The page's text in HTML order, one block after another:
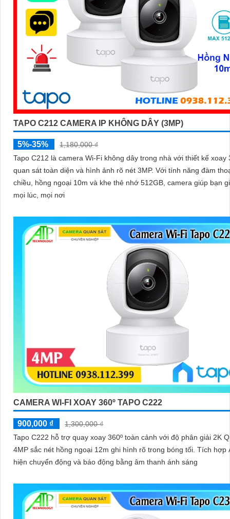
TAPO C212 CAMERA IP KHÔNG DÂY (3MP)
5%-35%
1,180,000 ₫
Tapo C212 là camera Wi-Fi không dây trong nhà với thiết kế xoay
quan sát toàn diện và hình ảnh rõ nét 3MP. Với tính năng đàm thoại 2
chiều, hồng ngoại 10m và khe thẻ nhớ 512GB, camera giúp bạn
mọi lúc, mọi nơi
CAMERA WI-FI XOAY 360º TAPO C222
900,000 ₫
1,300,000 ₫
Tapo C222 hỗ trợ quay xoay 360º toàn cảnh với độ phân giải 2K
4MP sắc nét hồng ngoại 12m ghi hình rõ trong bóng tối. Tích hợp AI phát
hiện chuyển động và báo động bằng âm thanh ánh sáng